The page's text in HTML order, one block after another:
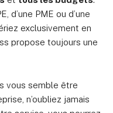
d’une PME ou d’une
exclusivement en
propose toujours une
vous semble être
n’oubliez jamais